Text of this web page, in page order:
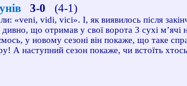
3-0 (4-1)
«veni, vidi, vici». І, як виявилось після
дивно, що отримав у свої ворота 3 сухі
у новому сезоні він покаже, що таке
А наступний сезон покаже, чи встоїть